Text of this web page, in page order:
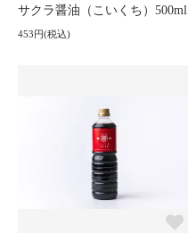
サクラ醤油（こいくち）500ml
453円(税込)